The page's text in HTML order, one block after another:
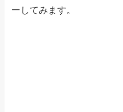
ーしてみます。